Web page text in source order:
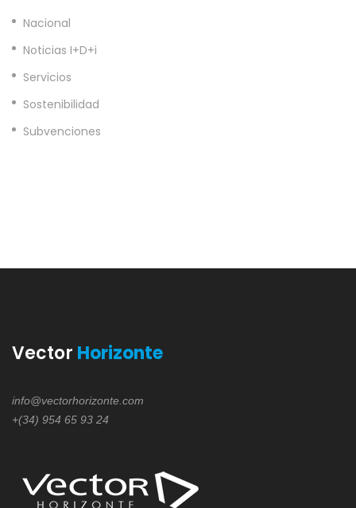
Nacional
Noticias I+D+i
Servicios
Sostenibilidad
Subvenciones
Vector Horizonte
info@vectorhorizonte.com
+(34) 954 65 93 24